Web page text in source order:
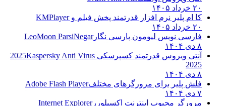
۲۰ خرداد ۱۴۰۵
کا ام پلیر نرم افزار قدرتمند پخش فیلم وKMPlayer
۲۰ خرداد ۱۴۰۵
فارسی نویس لیومون پارسی نگارLeoMoon ParsiNegar
۸ دی ۱۴۰۴
آنتی ویروس قدرتمند کسپرسکی 2025 Kaspersky Anti Virus
2025
۸ دی ۱۴۰۴
فلش پلیر برای مرورگرهای مختلفAdobe Flash Player
۷ دی ۱۴۰۴
مرورگر محبوب اینترنت اکسپلوررInternet Explorer